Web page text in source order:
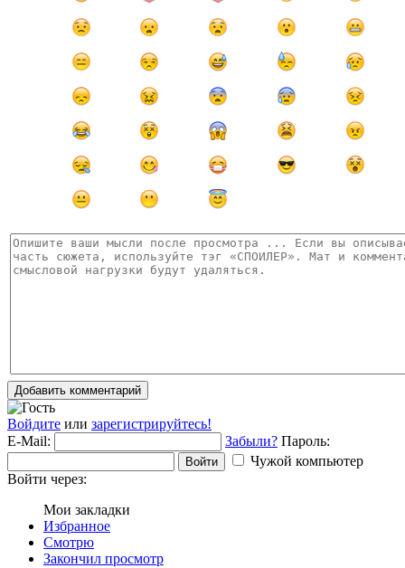
Добавить комментарий
Войдите или зарегистрируйтесь!
E-Mail:
Забыли? Пароль:
Войти
Чужой компьютер
Войти через:
Мои закладки
Избранное
Смотрю
Закончил просмотр